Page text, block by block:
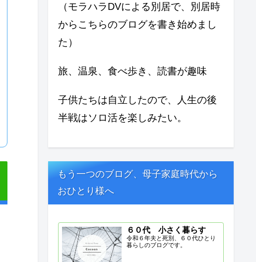
（モラハラDVによる別居で、別居時
からこちらのブログを書き始めまし
た）
旅、温泉、食べ歩き、読書が趣味
子供たちは自立したので、人生の後
半戦はソロ活を楽しみたい。
もう一つのブログ、母子家庭時代から
おひとり様へ
６０代 小さく暮らす
令和６年夫と死別、６０代ひとり
暮らしのブログです。